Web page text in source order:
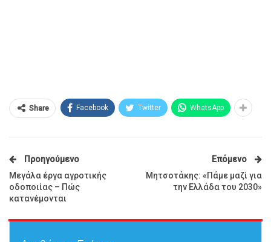
Share Facebook Twitter WhatsApp
Προηγούμενο
Μεγάλα έργα αγροτικής
οδοποιίας – Πώς
κατανέμονται
Επόμενο
Μητσοτάκης: «Πάμε μαζί για
την Ελλάδα του 2030»